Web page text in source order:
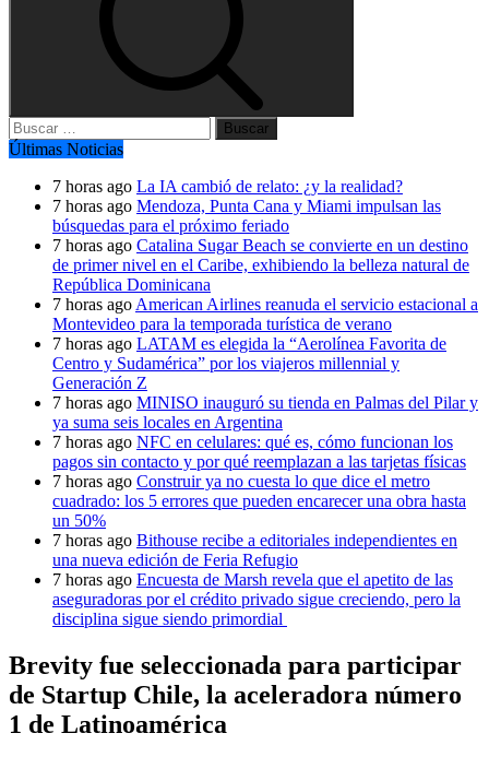
Buscar:
Últimas Noticias
7 horas ago La IA cambió de relato: ¿y la realidad?
7 horas ago Mendoza, Punta Cana y Miami impulsan las
búsquedas para el próximo feriado
7 horas ago Catalina Sugar Beach se convierte en un destino
de primer nivel en el Caribe, exhibiendo la belleza natural de
República Dominicana
7 horas ago American Airlines reanuda el servicio estacional a
Montevideo para la temporada turística de verano
7 horas ago LATAM es elegida la “Aerolínea Favorita de
Centro y Sudamérica” por los viajeros millennial y
Generación Z
7 horas ago MINISO inauguró su tienda en Palmas del Pilar y
ya suma seis locales en Argentina
7 horas ago NFC en celulares: qué es, cómo funcionan los
pagos sin contacto y por qué reemplazan a las tarjetas físicas
7 horas ago Construir ya no cuesta lo que dice el metro
cuadrado: los 5 errores que pueden encarecer una obra hasta
un 50%
7 horas ago Bithouse recibe a editoriales independientes en
una nueva edición de Feria Refugio
7 horas ago Encuesta de Marsh revela que el apetito de las
aseguradoras por el crédito privado sigue creciendo, pero la
disciplina sigue siendo primordial
Brevity fue seleccionada para participar
de Startup Chile, la aceleradora número
1 de Latinoamérica